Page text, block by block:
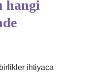
hangi
ihtiyaca